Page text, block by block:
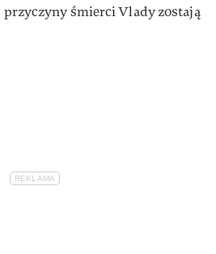
śmierci Vlady zostają